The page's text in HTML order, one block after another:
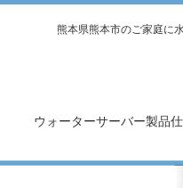
ウォーターサーバー製品
熊本県熊本市のご家庭に